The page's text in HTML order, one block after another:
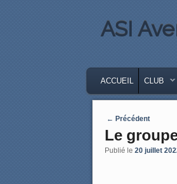
ASI
MASQUER LA
MASQUER LA
ACCUEIL CLUB
Post navigation
← Précédent
Le
Publié le 20 juillet